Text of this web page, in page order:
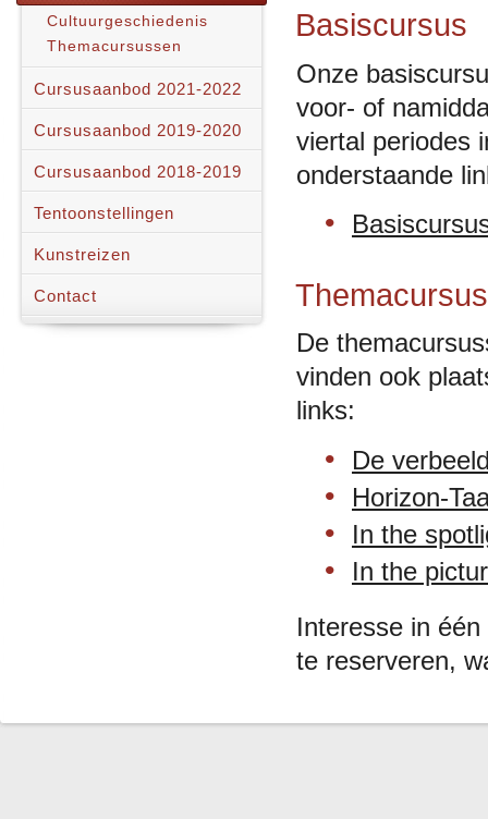
Basiscursus
Onze
voor- of
viertal periodes
onderstaande
De
vinden ook
links:
De
Horizon-
In the
In the
Interesse in
te reserveren,
Cultuurgeschiedenis
Themacursussen
Cursusaanbod 2021-2022
Cursusaanbod 2019-2020
Cursusaanbod 2018-2019
Tentoonstellingen
Kunstreizen
Contact